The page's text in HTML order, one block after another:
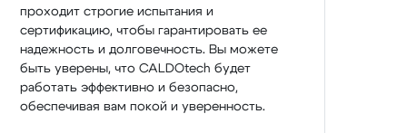
проходит строгие испытания и
сертификацию, чтобы гарантировать ее
надежность и долговечность. Вы можете
быть уверены, что CALDOtech будет
работать эффективно и безопасно,
обеспечивая вам покой и уверенность.